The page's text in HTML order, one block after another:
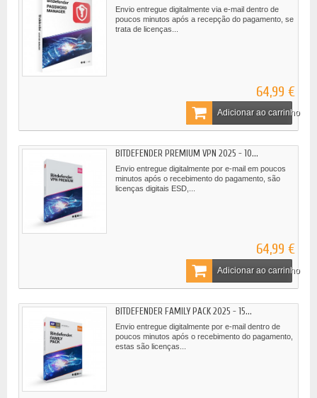
Envio entregue digitalmente via e-mail dentro de
poucos minutos após a recepção do pagamento, se
trata de licenças...
64,99 €
Adicionar ao carrinho
BITDEFENDER PREMIUM VPN 2025 - 10...
Envio entregue digitalmente por e-mail em poucos
minutos após o recebimento do pagamento, são
licenças digitais ESD,...
64,99 €
Adicionar ao carrinho
BITDEFENDER FAMILY PACK 2025 - 15...
Envio entregue digitalmente por e-mail dentro de
poucos minutos após o recebimento do pagamento,
estas são licenças...